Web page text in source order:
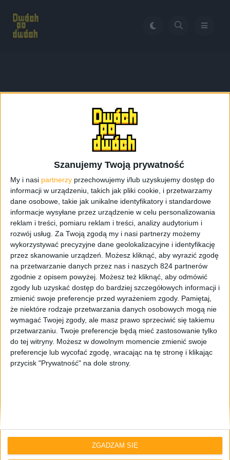
Szanujemy Twoją prywatność
My i nasi partnerzy przechowujemy i/lub uzyskujemy dostęp do
informacji w urządzeniu, takich jak pliki cookie, i przetwarzamy
dane osobowe, takie jak unikalne identyfikatory i standardowe
informacje wysyłane przez urządzenie w celu personalizowania
reklam i treści, pomiaru reklam i treści, analizy audytorium i
rozwój usług. Za Twoją zgodą my i nasi partnerzy możemy
wykorzystywać precyzyjne dane geolokalizacyjne i identyfikację
przez skanowanie urządzeń. Możesz kliknąć, aby wyrazić zgodę
na przetwarzanie danych przez nas i naszych 824 partnerów
zgodnie z opisem powyżej. Możesz też kliknąć, aby odmówić
zgody lub uzyskać dostęp do bardziej szczegółowych informacji i
zmienić swoje preferencje przed wyrażeniem zgody. Pamiętaj,
że niektóre rodzaje przetwarzania danych osobowych mogą nie
wymagać Twojej zgody, ale masz prawo sprzeciwić się takiemu
przetwarzaniu. Twoje preferencje będą mieć zastosowanie tylko
do tej witryny. Możesz w dowolnym momencie zmienić swoje
preferencje lub wycofać zgodę, wracając na tę stronę i klikając
przycisk "Prywatność" na dole strony.
ZGADZAM SIĘ
Galaxy Tab 3 w Polsce
Informacje Tablety
Tablety Samsung Galaxy Tab 3 – znamy
ceny i daty premiery w Polsce